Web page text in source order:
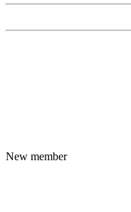
New member